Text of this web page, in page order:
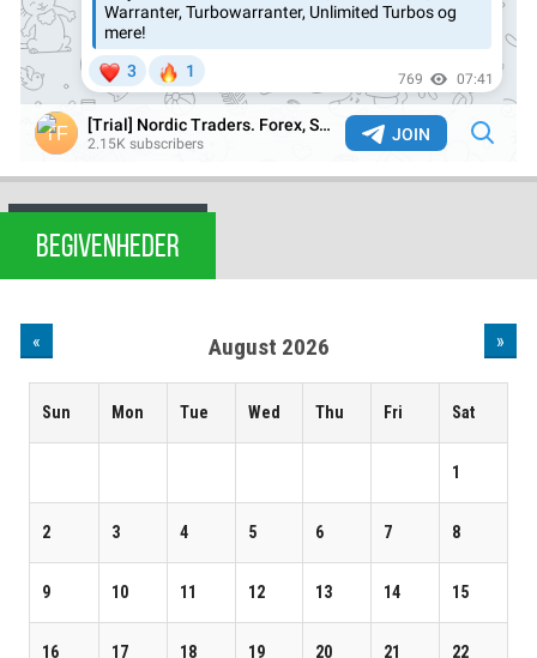
BEGIVENHEDER
« August 2026 »
Sun Mon Tue Wed Thu Fri Sat
1
2 3 4 5 6 7 8
9 10 11 12 13 14 15
16 17 18 19 20 21 22